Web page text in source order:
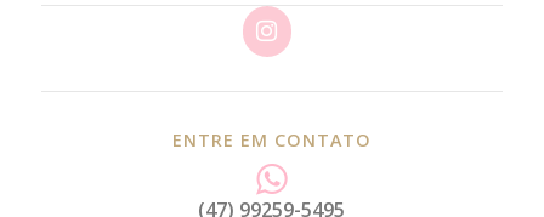
ENTRE EM CONTATO
(47) 99259-5495